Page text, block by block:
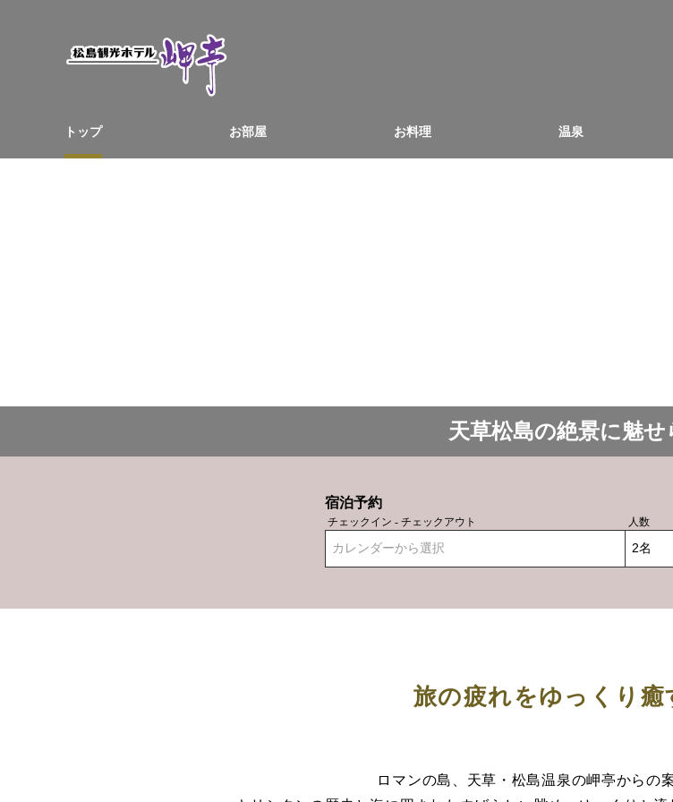
トップ お部屋 お料理 温泉
天草松島の絶景に魅
宿泊予約
チェックイン - チェックアウト
カレンダーから選択
人数
旅の疲れをゆっくり癒
ロマンの島、天草・松島温泉の岬亭からの